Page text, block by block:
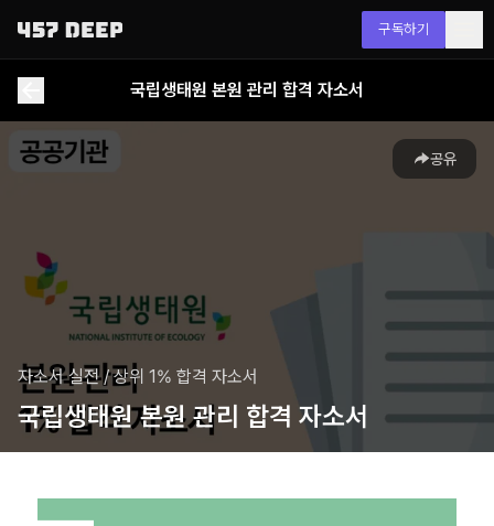
구독하기
국립생태원 본원 관리 합격 자소서
공유
자소서 실전/상위 1% 합격 자소서
국립생태원 본원 관리 합격 자소서